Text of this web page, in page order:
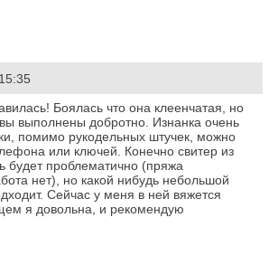
Боялась что она клеенчатая, но
выполнены добротно. Изнанка очень
помимо рукодельных штучек, можно
или ключей. Конечно свитер из
будет проблематично (пряжа
нет), но какой нибудь небольшой
Сейчас у меня в ней вяжется
я довольна, и рекомендую